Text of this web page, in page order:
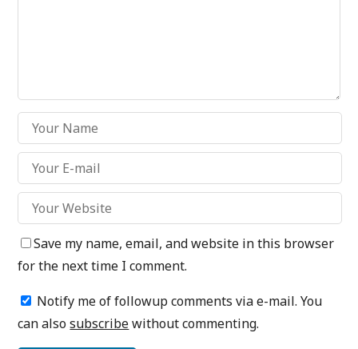
Save my name, email, and website in this browser
for the next time I comment.
Notify me of followup comments via e-mail. You
can alsosubscribewithout commenting.